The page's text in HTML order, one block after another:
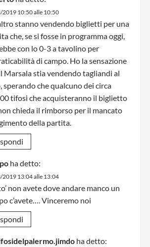
2019 10:50 alle 10:50
stanno vendendo biglietti per una
che, se si fosse in programma oggi,
con lo 0-3 a tavolino per
di campo. Ho la sensazione
Marsala stia vendendo tagliandi al
sperando che qualcuno dei circa
tifosi che acquisteranno il biglietto
chieda il rimborso per il mancato
della partita.
ha detto:
2019 13:04 alle 13:04
non avete dove andare manco un
c’avete…. Vinceremo noi
ha detto: